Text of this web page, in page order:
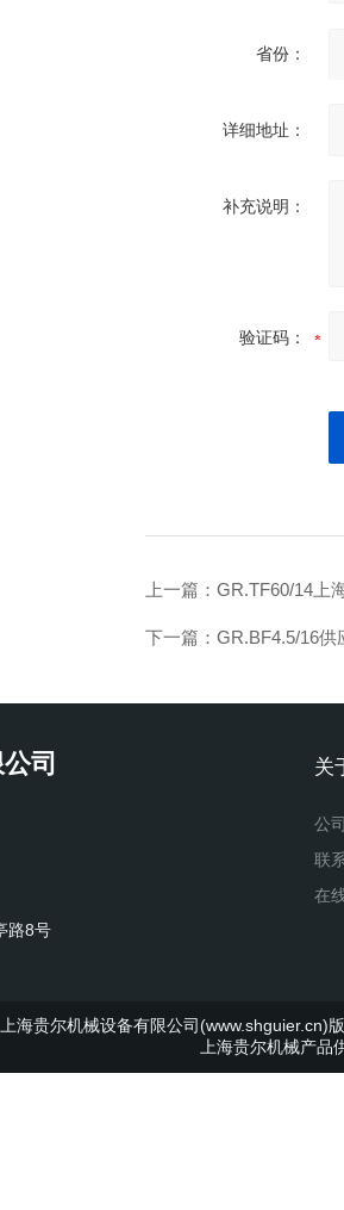
省份：
详细地址：
补充说明：
验证码：
上一篇： GR.TF60/14上
下一篇： GR.BF4.5/16供
司
路8号
关
公
联
在
上海贵尔机械设备有限公司(www.shguier.cn)
上海贵尔机械产